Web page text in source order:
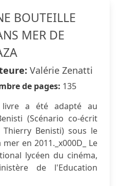
BOUTEILLE
MER DE
Valérie Zenatti
de pages: 135
livre a été adapté au
(Scénario co-écrit
Benisti) sous le
en 2011._x000D_ Le
lycéen du cinéma,
de l'Education